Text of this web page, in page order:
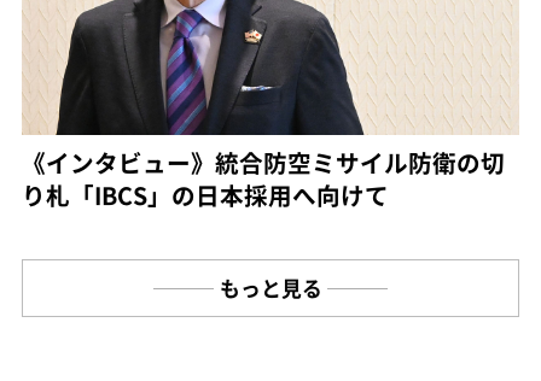
《インタビュー》統合防空ミサイル防衛の切
り札「IBCS」の日本採用へ向けて
もっと見る